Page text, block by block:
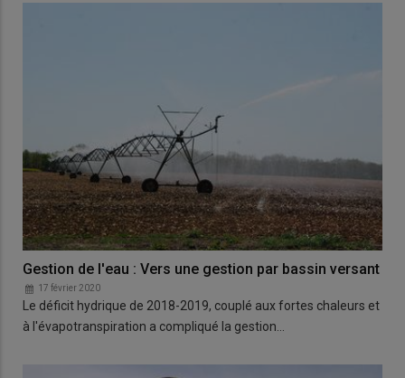
Gestion de l'eau : Vers une gestion par bassin versant
17 février 2020
Le déficit hydrique de 2018-2019, couplé aux fortes chaleurs et
à l'évapotranspiration a compliqué la gestion…